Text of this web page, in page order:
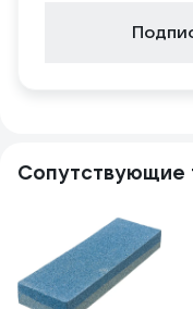
Сопутствующие